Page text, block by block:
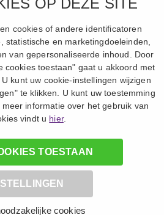
OP DEZE SITE
cookies of andere identificatoren
statistische en marketingdoeleinden,
van gepersonaliseerde inhoud. Door
cookies toestaan" gaat u akkoord met
kunt uw cookie-instellingen wijzigen
te klikken. U kunt uw toestemming
informatie over het gebruik van
vindt u hier.
TOESTAAN
cookies
S. à r.l. - Alle rechten voorbehouden.
Albert Borschette 4, L-1246 Luxembourg
Luxembourg : B 87.905